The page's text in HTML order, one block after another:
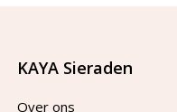
KAYA Sieraden
Over ons